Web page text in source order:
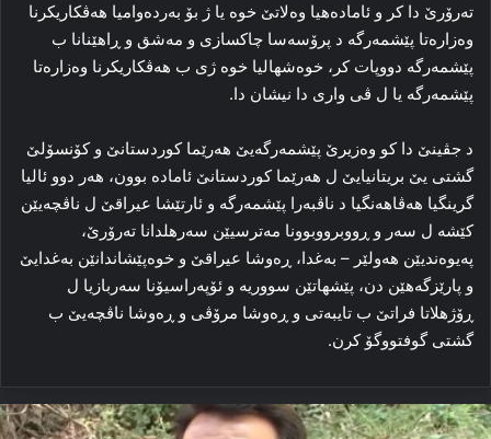
ته‌رۆرێ دا کر و ئاماده‌هیا وه‌لاتێ خوه‌ یا ژ بۆ به‌رده‌وامیا هه‌ڤکاریکرنا
وه‌زاره‌تا پێشمه‌رگه‌ د پرۆسەسا چاکسازی و مه‌شق و ڕاهێنانا ب
پێشمه‌رگه‌ دووپات کر، خوه‌شهالیا خوه‌ ژی ب هه‌ڤکاریکرنا وه‌زاره‌تا
پێشمه‌رگه‌ یا ل ڤی واری دا نیشان دا.
د جڤینێ دا كو وه‌زیرێ پێشمه‌رگه‌یێ هه‌رێما کوردستانێ و کۆنسۆلێ
گشتی یێ بریتانیایێ ل هه‌رێما کوردستانێ ئاماده‌ بوون، هه‌ر دوو ئالیا
گرینگیا هه‌ڤاهه‌نگیا د ناڤبه‌را پێشمه‌رگه‌ و ئارتێشا عیراقێ ل ناڤچه‌یێن
کێشه‌ ل سه‌ر و ڕووبرووبوونا مه‌ترسیێن سه‌رهلدانا ته‌رۆرێ،
په‌یوه‌ندیێن هه‌ولێر – بەغدا، ڕه‌وشا عیراقێ و خوه‌پێشاندانێن به‌غدایێ
و پارێزگه‌هێن دن، پێشهاتێن سووریه‌ و ئۆپه‌راسیۆنا سه‌ربازیا ل
ڕۆژهلاتا فراتێ ب تایبه‌تی و ڕه‌وشا مرۆڤی و ڕه‌وشا ناڤچه‌یێ ب
گشتی گوفتووگۆ کرن.